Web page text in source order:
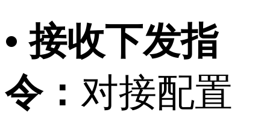
• 接收下发指
令： 对接配置